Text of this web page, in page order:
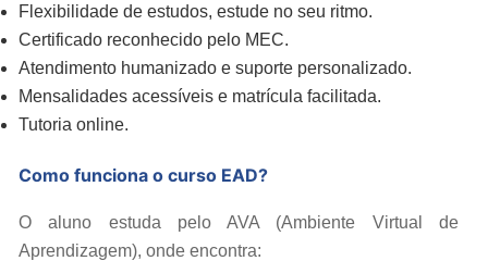
Flexibilidade de estudos, estude no seu ritmo.
Certificado reconhecido pelo MEC.
Atendimento humanizado e suporte personalizado.
Mensalidades acessíveis e matrícula facilitada.
Tutoria online.
Como funciona o curso EAD?
O aluno estuda pelo AVA (Ambiente Virtual de
Aprendizagem), onde encontra: